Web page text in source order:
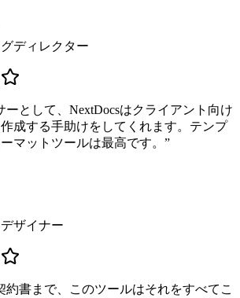
ディレクター
ーとして、NextDocsはクライアント向け
成する手助けをしてくれます。テンプ
マットツールは最高です。 ”
ザイナー
約書まで、このツールはそれをすべてこ